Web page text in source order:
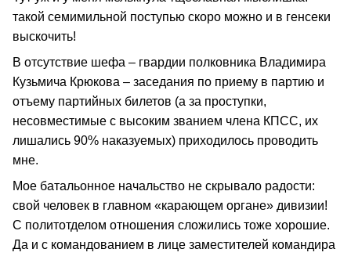
такой семимильной поступью скоро можно и в генсеки
выскочить!
В отсутствие шефа – гвардии полковника Владимира
Кузьмича Крюкова – заседания по приему в партию и
отъему партийных билетов (а за проступки,
несовместимые с высоким званием члена КПСС, их
лишались 90% наказуемых) приходилось проводить
мне.
Мое батальонное начальство не скрывало радости:
свой человек в главном «карающем органе» дивизии!
С политотделом отношения сложились тоже хорошие.
Да и с командованием в лице заместителей командира